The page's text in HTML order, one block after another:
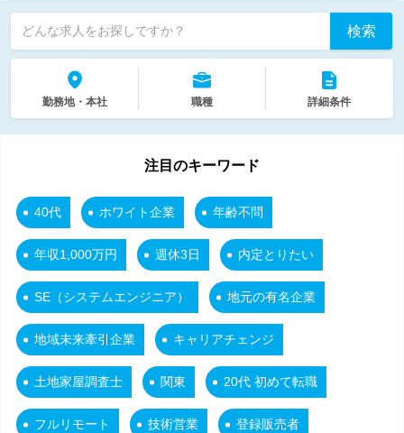
どんな求人をお探しですか？ 検索
勤務地・本社 職種 詳細条件
注目のキーワード
40代 ホワイト企業 年齢不問
年収1,000万円 週休3日 内定とりたい
SE（システムエンジニア） 地元の有名企業
地域未来牽引企業 キャリアチェンジ
土地家屋調査士 関東 20代 初めて転職
フルリモート 技術営業 登録販売者